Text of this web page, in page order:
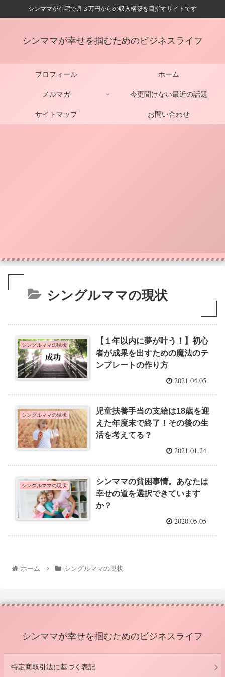
シンママが在宅で月３万円からの収入構築を目指すサイトです
シンママが幸せを掴むためのビジネスライフ
プロフィール ホーム
メルマガ 今更聞けない最近の話題
サイトマップ お問い合わせ
シングルママの現状
シングルママの現状
【１年以内に夢が叶う！】初心
者が成果を出すための魔法のテ
ンプレートの作り方
2021.04.05
シングルママの現状
児童扶養手当の支給は18歳を迎
えた年度末で終了！その後の生
活を考えてる？
2021.01.24
シングルママの現状
シンママの貧困事情。あなたは
幸せの道を選択できています
か？
2020.05.05
ホーム シングルママの現状
シンママが幸せを掴むためのビジネスライフ
特定商取引法に基づく表記